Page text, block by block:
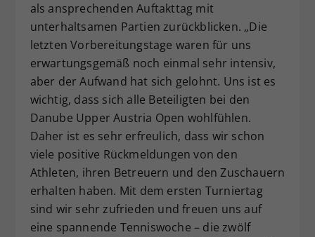
als ansprechenden Auftakttag mit
unterhaltsamen Partien zurückblicken. „Die
letzten Vorbereitungstage waren für uns
erwartungsgemäß noch einmal sehr intensiv,
aber der Aufwand hat sich gelohnt. Uns ist es
wichtig, dass sich alle Beteiligten bei den
Danube Upper Austria Open wohlfühlen.
Daher ist es sehr erfreulich, dass wir schon
viele positive Rückmeldungen von den
Athleten, ihren Betreuern und den Zuschauern
erhalten haben. Mit dem ersten Turniertag
sind wir sehr zufrieden und freuen uns auf
eine spannende Tenniswoche – die zwölf